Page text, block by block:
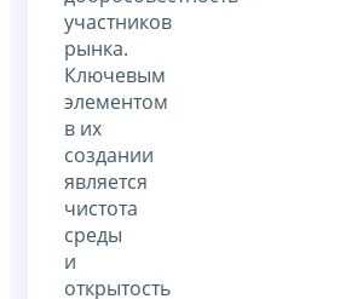
участников
рынка.
Ключевым
элементом
в их
создании
является
чистота
среды
и
открытость